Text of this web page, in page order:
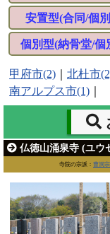
安置型(合同/個
個別型(納骨堂/個
甲府市(2) 北杜市
南アルプス市(1)
仏徳山涌泉寺 (ユウ
寺院の宗派： 曹洞宗